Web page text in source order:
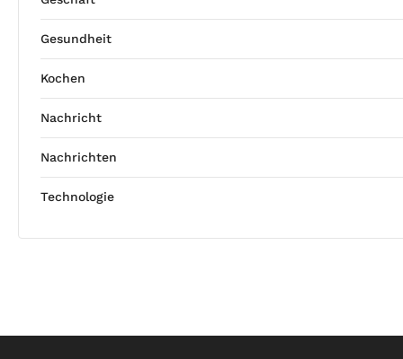
Gesundheit
Kochen
Nachricht
Nachrichten
Technologie